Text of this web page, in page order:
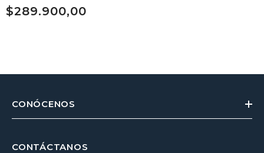
$289.900,00
CONÓCENOS
CONTÁCTANOS